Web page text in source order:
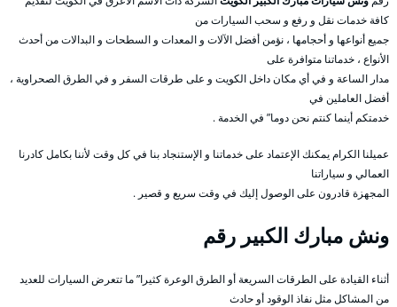
كافة خدمات نقل و رفع و سحب السيارات من
جميع أنواعها و أحجامها ، نؤمن أفضل الآلات و المعدات و السطحات و البدالات من أحدث
الأنواع ، خدماتنا متوافرة على
مدار الساعة و في أي مكان داخل الكويت و على طرقات السفر و في الطرق الصحراوية ،
أفضل العاملين في
خدمتكم أينما كنتم نحن دوما” في الخدمة .
عميلنا الكرام يمكنك الإعتماد على خدماتنا و الإستنجاد بنا في كل وقت لأننا بكامل كادرنا
العمالي و سياراتنا
المجهزة قادرون على الوصول إليك في وقت سريع و قصير .
ونش مبارك الكبير رقم
أثناء القيادة على الطرقات السريعة أو الطرق الوعرة كثيرا” ما تتعرض السيارات للعديد
من المشاكل مثل نفاذ الوقود أو حادث